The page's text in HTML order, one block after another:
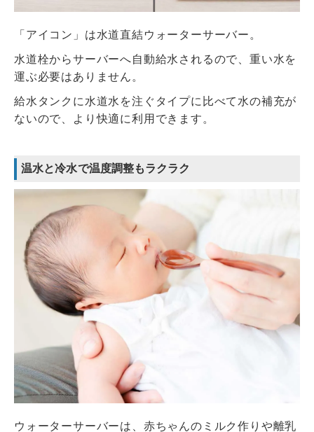
「アイコン」は水道直結ウォーターサーバー。
水道栓からサーバーへ自動給水されるので、重い水を
運ぶ必要はありません。
給水タンクに水道水を注ぐタイプに比べて水の補充が
ないので、より快適に利用できます。
温水と冷水で温度調整もラクラク
ウォーターサーバーは、赤ちゃんのミルク作りや離乳